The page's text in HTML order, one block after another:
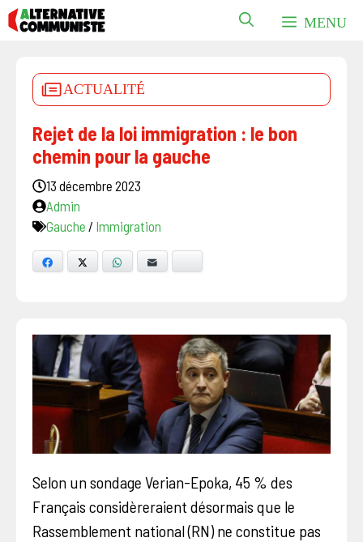
Aller
au
MENU
ACTUALITÉ
Rejet de la loi immigration : le bon
chemin pour la gauche
13 décembre 2023
Admin
Gauche / Immigration
Facebook WhatsApp
Selon un sondage Verian-Epoka, 45 % des
Français considèreraient désormais que le
Rassemblement national (RN) ne constitue pas